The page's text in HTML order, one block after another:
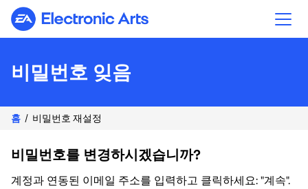
Electronic Arts
비밀번호 잊음
홈 비밀번호 재설정
비밀번호를 변경하시겠습니까?
계정과 연동된 이메일 주소를 입력하고 클릭하세요: "계속".